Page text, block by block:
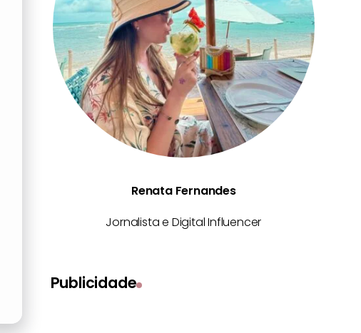
Renata Fernandes
Jornalista e Digital Influencer
Publicidade